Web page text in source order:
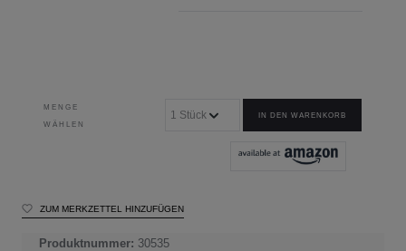
MENGE
WÄHLEN
IN DEN WARENKORB
ZUM MERKZETTEL HINZUFÜGEN
Produktnummer: 30535